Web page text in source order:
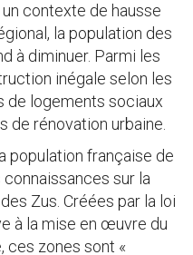
contexte de hausse
la population des
à diminuer. Parmi les
inégale selon les
logements sociaux
de rénovation urbaine.
population française de
sur la
Zus. Créées par la loi
à la mise en œuvre du
ces zones sont «